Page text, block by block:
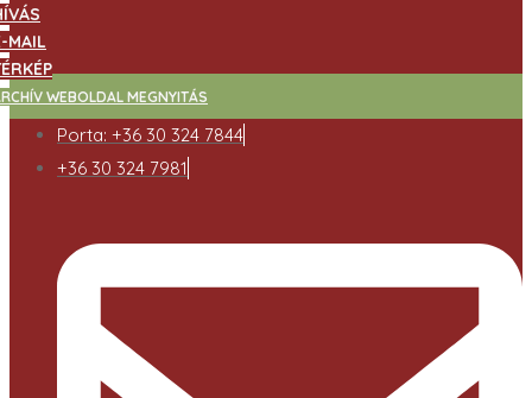
MAIL
WEBOLDAL MEGNYITÁS
Porta: +36 30 324 7844
+36 30 324 7981